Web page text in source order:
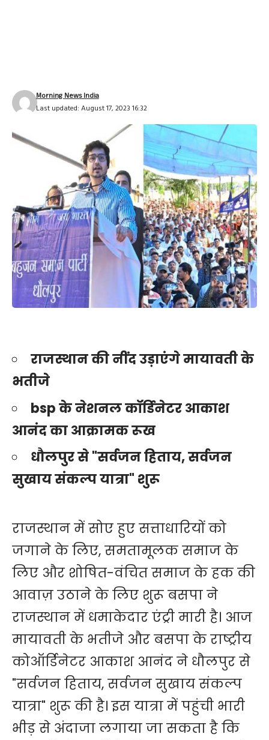
Last updated: August 17, 2023 16:32
Morning News India
राजस्थान की नींद उड़ाएंगे मायावती के
भतीजे
bsp के नेशनल कॉर्डिनेटर आकाश
आनंद का आक्रामक रूख
धौलपुर से "सर्वजन हिताय, सर्वजन
सुखाय संकल्प यात्रा" शुरू
राजस्थान में सोए हुए सत्ताधारियों को
जगाने के लिए, समतामूलक समाज के
लिए और शोषित-वंचित समाज के हक की
आवाज़ उठाने के लिए शुरू बसपा ने
राजस्थान में धमाकेदार एंट्री मारी है। आज
मायावती के भतीजे और बसपा के राष्ट्रीय
कोऑर्डिनेटर आकाश आनंद ने धौलपुर से
"सर्वजन हिताय, सर्वजन सुखाय संकल्प
यात्रा" शुरू की है। इस यात्रा में पहुंची भारी
भीड़ से अंदाजा लगाया जा सकता है कि